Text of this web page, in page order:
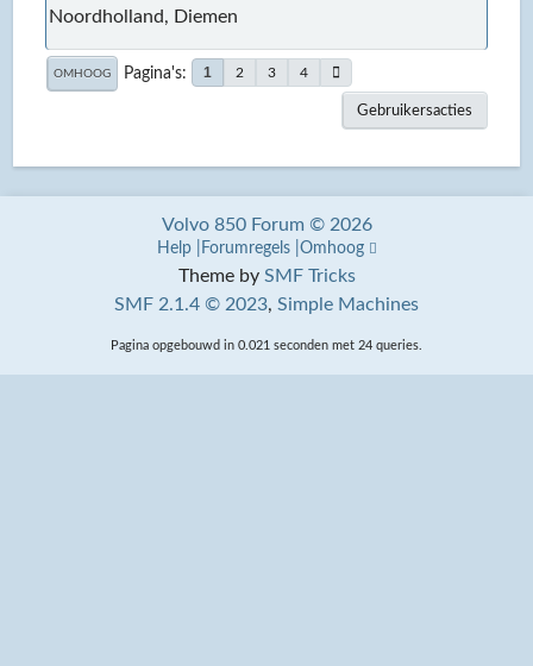
Noordholland, Diemen
OMHOOG Pagina's 1 2 3 4
Gebruikersacties
Theme by SMF Tricks
SMF 2.1.4 © 2023, Simple Machines
Volvo 850 Forum © 2026
Help Forumregels Omhoog
Pagina opgebouwd in 0.021 seconden met 24 queries.